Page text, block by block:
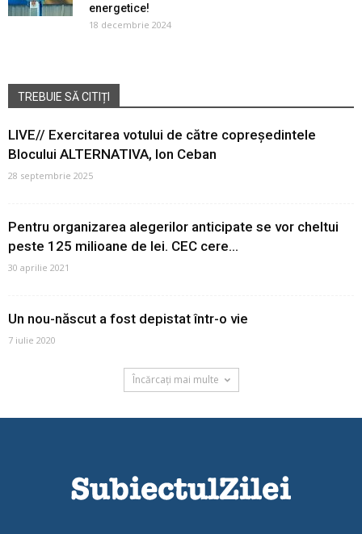
energetice!
18 decembrie 2024
TREBUIE SĂ CITIȚI
LIVE// Exercitarea votului de către copreședintele
Blocului ALTERNATIVA, Ion Ceban
28 septembrie 2025
Pentru organizarea alegerilor anticipate se vor cheltui
peste 125 milioane de lei. CEC cere...
30 aprilie 2021
Un nou-născut a fost depistat într-o vie
7 iulie 2020
Încărcați mai multe